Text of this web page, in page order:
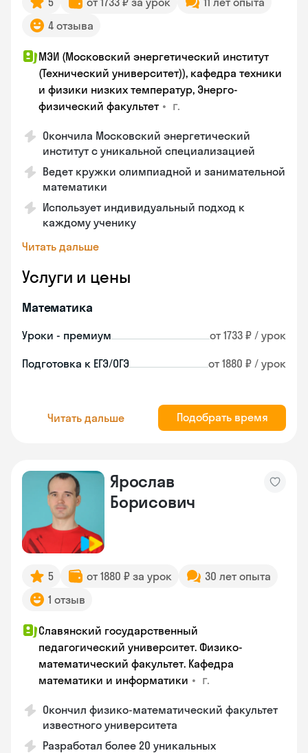
4 отзыва
МЭИ (Московский энергетический институт
(Технический университет)), кафедра техники
и физики низких температур, Энерго-
физический факультет • г.
Окончила Московский энергетический
институт с уникальной специализацией
Ведет кружки олимпиадной и занимательной
математики
Использует индивидуальный подход к
каждому ученику
Читать дальше
Услуги и цены
Математика
Уроки - премиум от 1733 ₽ / урок
Подготовка к ЕГЭ/ОГЭ от 1880 ₽ / урок
Читать дальше Подобрать время
Ярослав
Борисович
5 от 1880 ₽ за урок
30 лет опыта
1 отзыв
Славянский государственный
педагогический университет. Физико-
математический факультет. Кафедра
математики и информатики • г.
Окончил физико-математический факультет
известного университета
Разработал более 20 уникальных